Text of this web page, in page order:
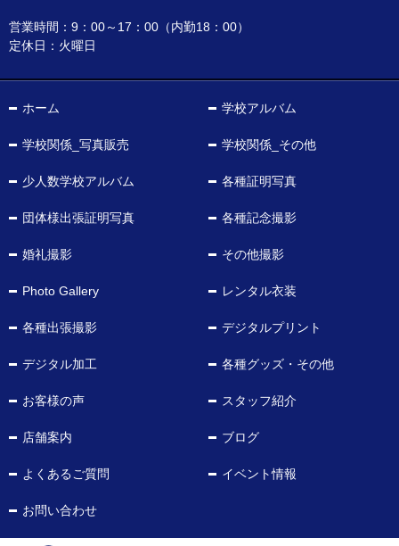
営業時間：9：00～17：00（内勤18：00）
定休日：火曜日
ホーム 学校アルバム
学校関係_写真販売 学校関係_その他
少人数学校アルバム 各種証明写真
団体様出張証明写真 各種記念撮影
婚礼撮影 その他撮影
Photo Gallery レンタル衣装
各種出張撮影 デジタルプリント
デジタル加工 各種グッズ・その他
お客様の声 スタッフ紹介
店舗案内 ブログ
よくあるご質問 イベント情報
お問い合わせ